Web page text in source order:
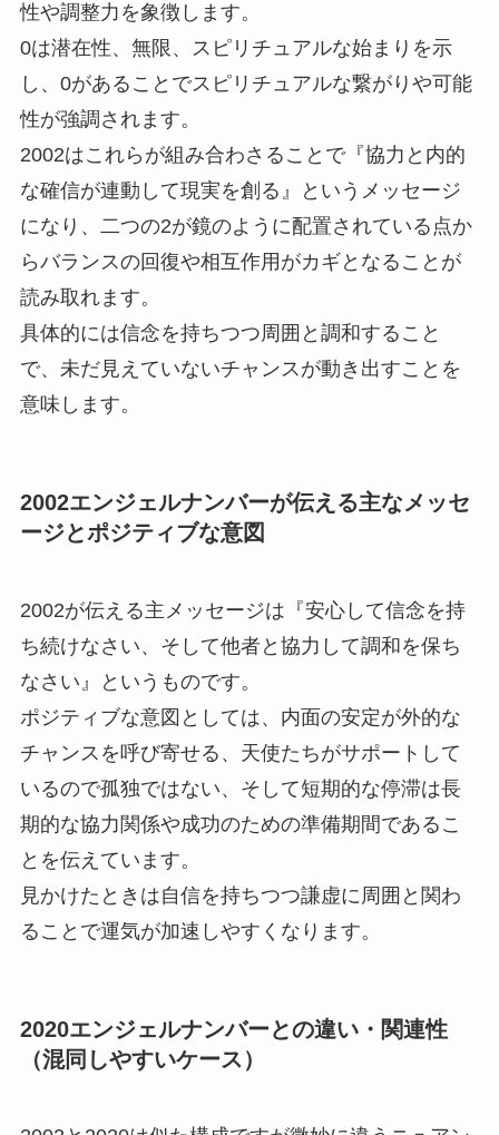
性や調整力を象徴します。
0は潜在性、無限、スピリチュアルな始まりを示
し、0があることでスピリチュアルな繋がりや可能
性が強調されます。
2002はこれらが組み合わさることで『協力と内的
な確信が連動して現実を創る』というメッセージ
になり、二つの2が鏡のように配置されている点か
らバランスの回復や相互作用がカギとなることが
読み取れます。
具体的には信念を持ちつつ周囲と調和すること
で、未だ見えていないチャンスが動き出すことを
意味します。
2002エンジェルナンバーが伝える主なメッセ
ージとポジティブな意図
2002が伝える主メッセージは『安心して信念を持
ち続けなさい、そして他者と協力して調和を保ち
なさい』というものです。
ポジティブな意図としては、内面の安定が外的な
チャンスを呼び寄せる、天使たちがサポートして
いるので孤独ではない、そして短期的な停滞は長
期的な協力関係や成功のための準備期間であるこ
とを伝えています。
見かけたときは自信を持ちつつ謙虚に周囲と関わ
ることで運気が加速しやすくなります。
2020エンジェルナンバーとの違い・関連性
（混同しやすいケース）